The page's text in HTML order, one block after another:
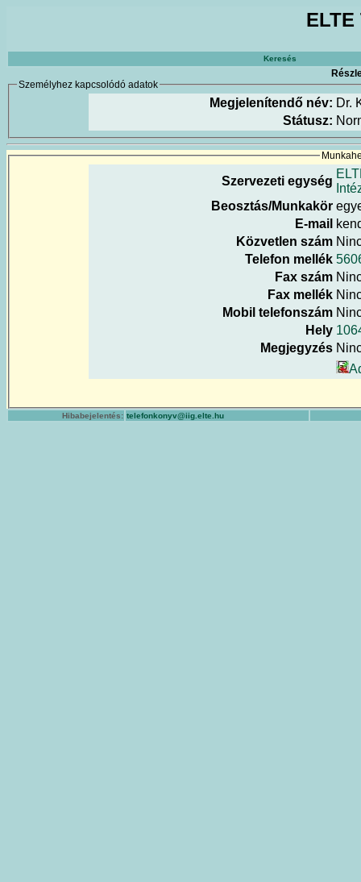
Keresés
Személyhez kapcsolódó adatok
Megjelenítendő név: Dr.
Státusz:
Szervezeti egység
Beosztás/Munkakör
E-mail
Közvetlen szám
Telefon mellék
Fax szám
Fax mellék
Mobil telefonszám
Hely
Megjegyzés
Hibabejelentés: telefonkonyv@iig.elte.hu